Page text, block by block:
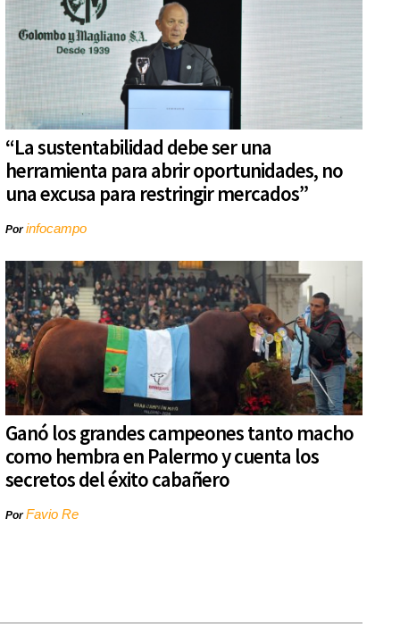
“La sustentabilidad debe ser una
herramienta para abrir oportunidades, no
una excusa para restringir mercados”
Porinfocampo
Ganó los grandes campeones tanto macho
como hembra en Palermo y cuenta los
secretos del éxito cabañero
PorFavio Re